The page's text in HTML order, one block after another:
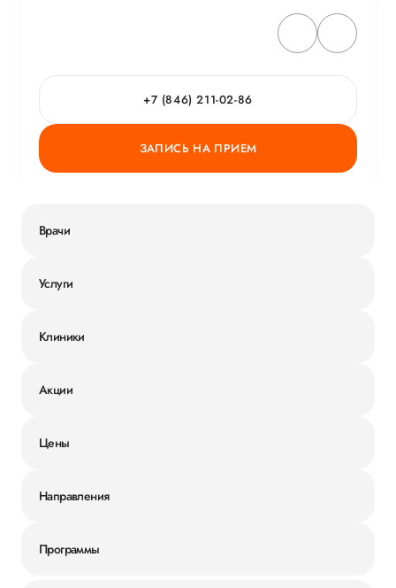
+7 (846) 211-02-86
ЗАПИСЬ НА ПРИЕМ
Врачи
Услуги
Клиники
Акции
Цены
Направления
Программы